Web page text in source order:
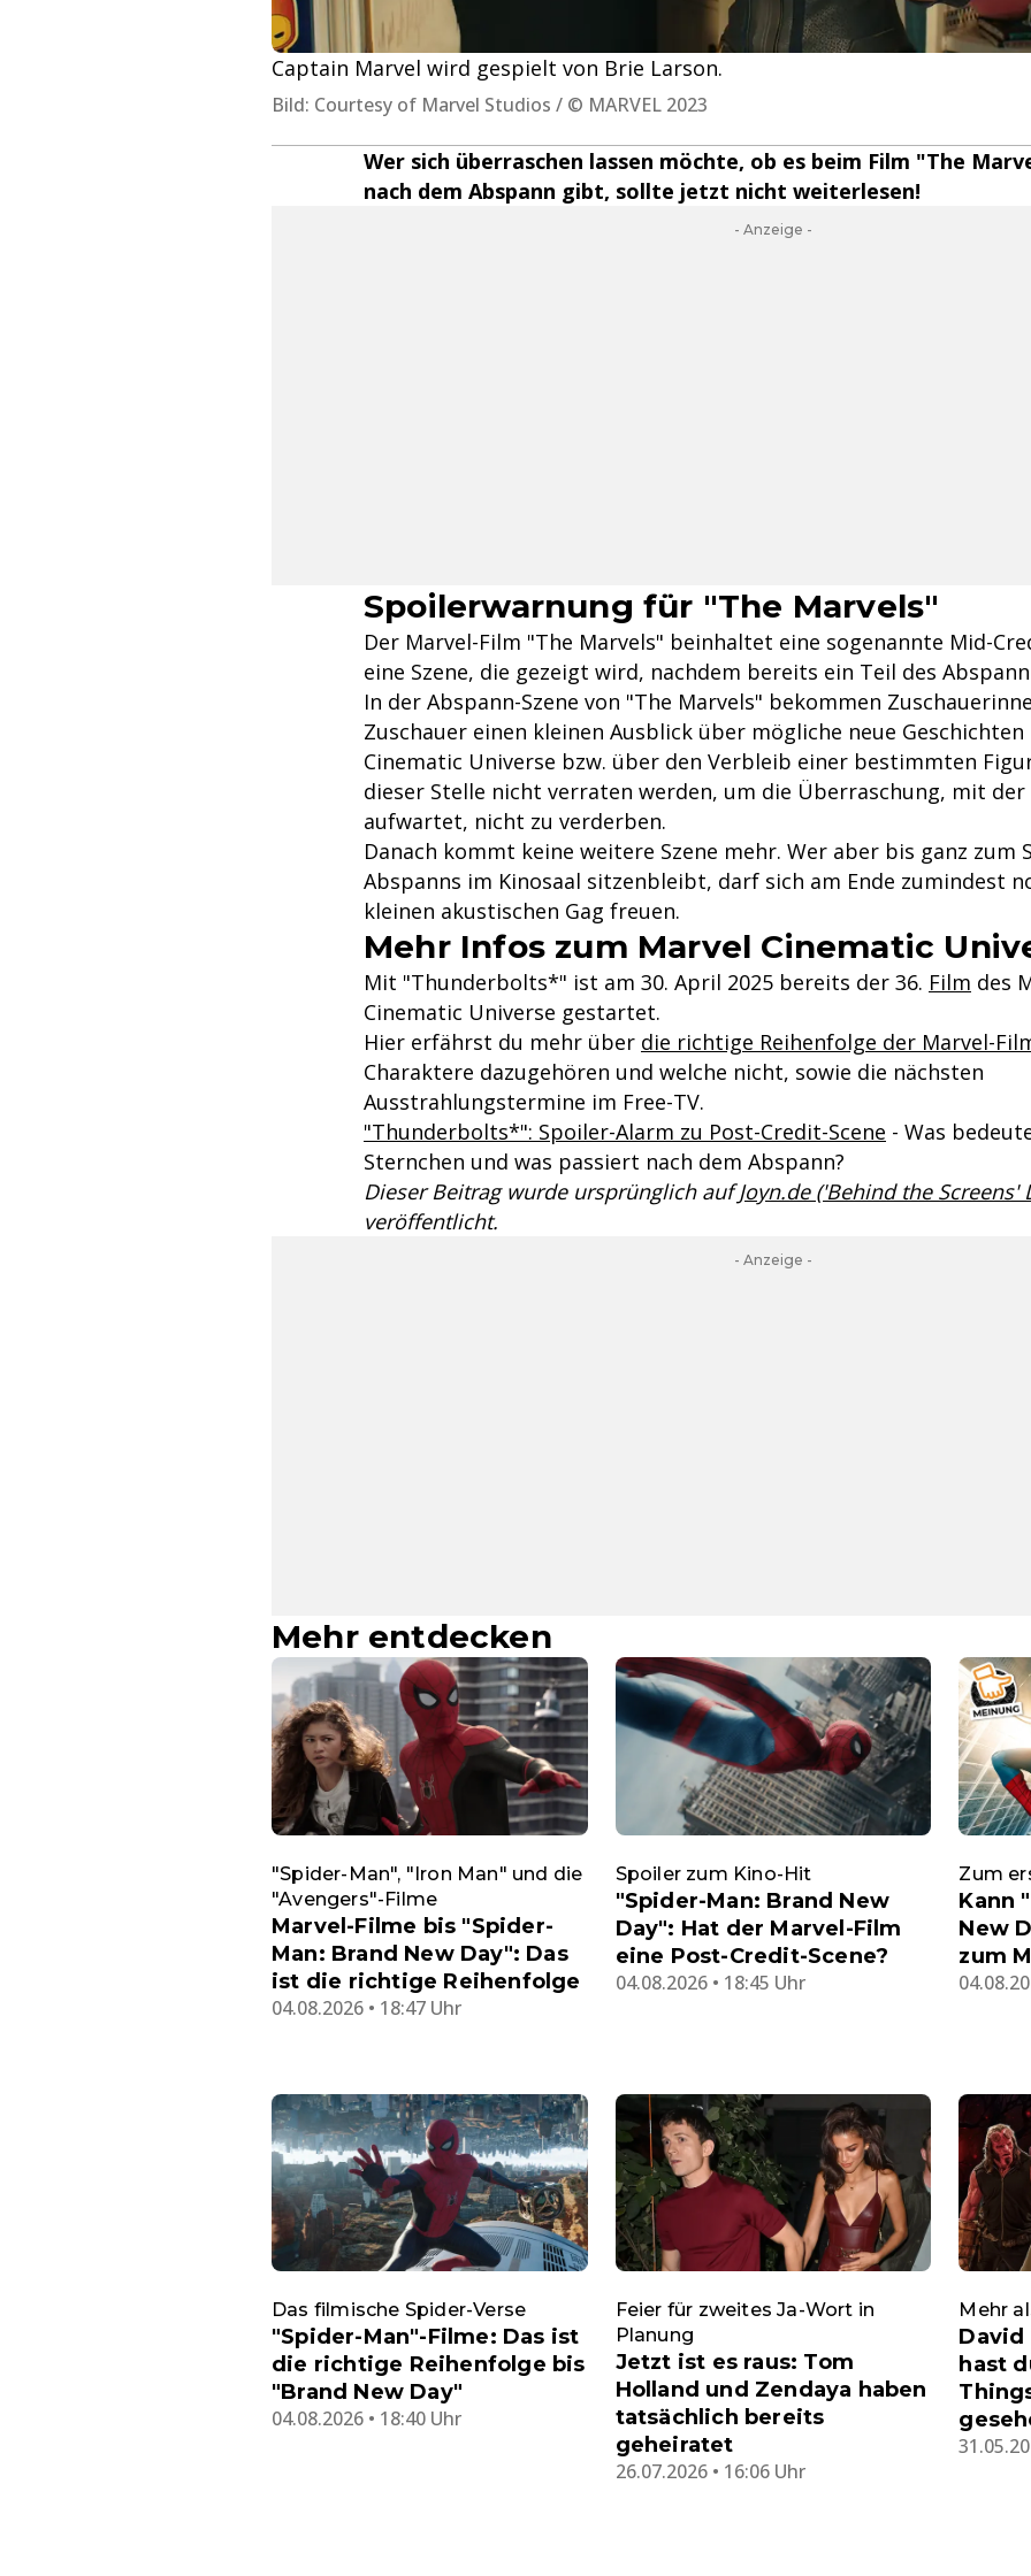
Captain Marvel wird gespielt von Brie Larson.
Bild: Courtesy of Marvel Studios / © MARVEL 2023
Wer sich überraschen lassen möchte, ob es beim Film "The
nach dem Abspann gibt, sollte jetzt nicht weiterlesen!
- Anzeige -
Spoilerwarnung für "The Marvels"
Der Marvel-Film "The Marvels" beinhaltet eine sogenannte Mid-
eine Szene, die gezeigt wird, nachdem bereits ein Teil des
In der Abspann-Szene von "The Marvels" bekommen
Zuschauer einen kleinen Ausblick über mögliche neue
Cinematic Universe bzw. über den Verbleib einer bestimmten
dieser Stelle nicht verraten werden, um die Überraschung, mit der
aufwartet, nicht zu verderben.
Danach kommt keine weitere Szene mehr. Wer aber bis ganz zum
Abspanns im Kinosaal sitzenbleibt, darf sich am Ende zumindest
kleinen akustischen Gag freuen.
Mehr Infos zum Marvel Cinematic
Mit "Thunderbolts*" ist am 30. April 2025 bereits der 36. Film des
Cinematic Universe gestartet.
Hier erfährst du mehr über die richtige Reihenfolge der Marvel-
Charaktere dazugehören und welche nicht, sowie die nächsten
Ausstrahlungstermine im Free-TV.
"Thunderbolts*": Spoiler-Alarm zu Post-Credit-Scene - Was
Sternchen und was passiert nach dem Abspann?
Dieser Beitrag wurde ursprünglich aufJoyn.de ('Behind the Screens'
veröffentlicht.
- Anzeige -
Mehr entdecken
"Spider-Man", "Iron Man" und die
"Avengers"-Filme
Marvel-Filme bis "Spider-
Man: Brand New Day": Das
ist die richtige Reihenfolge
04.08.2026 • 18:47 Uhr
Spoiler zum Kino-Hit
"Spider-Man: Brand New
Day": Hat der Marvel-Film
eine Post-Credit-Scene?
04.08.2026 • 18:45 Uhr
Zum
Kann
New
zum
Das filmische Spider-Verse
"Spider-Man"-Filme: Das ist
die richtige Reihenfolge bis
"Brand New Day"
04.08.2026 • 18:40 Uhr
Feier für zweites Ja-Wort in
Planung
Jetzt ist es raus: Tom
Holland und Zendaya haben
tatsächlich bereits
geheiratet
26.07.2026 • 16:06 Uhr
Mehr
David
hast